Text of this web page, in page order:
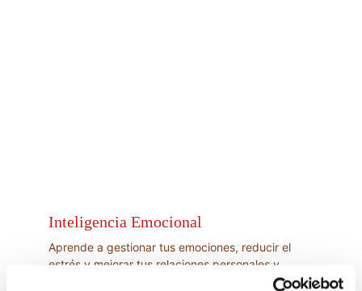
Inteligencia Emocional
Aprende a gestionar tus emociones, reducir el
estrés y mejorar tus relaciones personales y